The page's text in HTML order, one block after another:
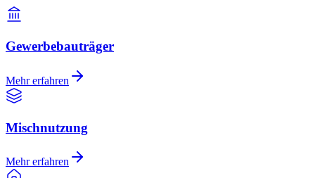
Gewerbebauträger
Mehr erfahren
Mischnutzung
Mehr erfahren